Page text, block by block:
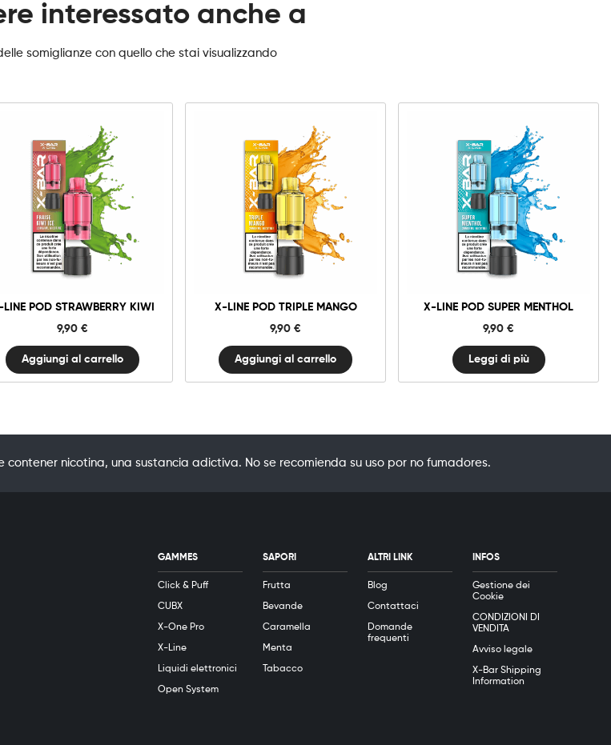
interessato anche a
somiglianze con quello che stai visualizzando
POD STRAWBERRY KIWI
9,90€
10mg 20mg
X-
Line
Pod
Kiwi
Aggiungi al carrello
Aggiungi al carrello
X-LINE POD TRIPLE MANGO
9,90€
10mg 20mg
X-
Line
Pod
Mango
Aggiungi al carrello
Aggiungi al carrello
X-LINE POD SUPER MENTHOL
9,90€
Leggi di più
nicotina, una sustancia adictiva. No se recomienda su uso por no fumadores.
GAMMES
Click & Puff
CUBX
X-One Pro
X-Line
Liquidi elettronici
Open System
SAPORI
Frutta
Bevande
Caramella
Menta
Tabacco
ALTRI LINK
Blog
Contattaci
Domande
frequenti
INFOS
Gestione dei
Cookie
CONDIZIONI DI
VENDITA
Avviso legale
X-Bar Shipping
Information